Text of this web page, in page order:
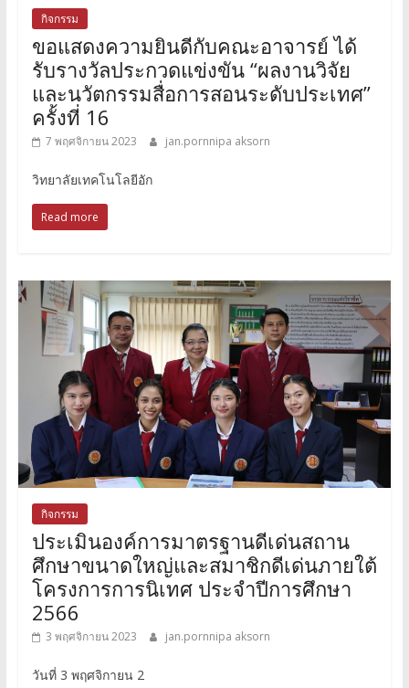
กิจกรรม
ขอแสดงความยินดีกับคณะอาจารย์ ได้
รับรางวัลประกวดแข่งขัน “ผลงานวิจัย
และนวัตกรรมสื่อการสอนระดับประเทศ”
ครั้งที่ 16
7 พฤศจิกายน 2023 jan.pornnipa aksorn
วิทยาลัยเทคโนโลยีอัก
Read more
กิจกรรม
ประเมินองค์การมาตรฐานดีเด่นสถาน
ศึกษาขนาดใหญ่และสมาชิกดีเด่นภายใต้
โครงการการนิเทศ ประจำปีการศึกษา
2566
3 พฤศจิกายน 2023 jan.pornnipa aksorn
วันที่ 3 พฤศจิกายน 2